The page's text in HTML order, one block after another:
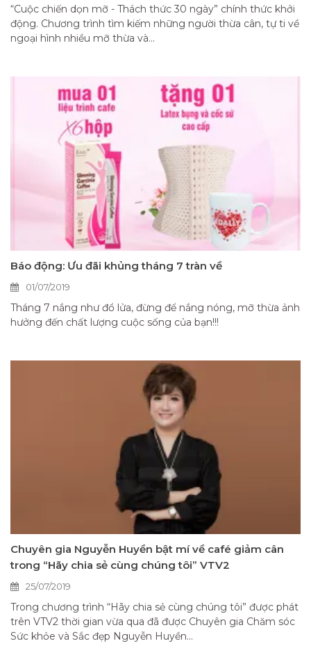
“Cuộc chiến dọn mỡ - Thách thức 30 ngày” chính thức khởi
động. Chương trình tìm kiếm những người thừa cân, tự ti về
ngoại hình nhiều mỡ thừa và...
Báo động: Ưu đãi khủng tháng 7 tràn về
01/07/2019
Tháng 7 nắng như đổ lửa, đừng để nắng nóng, mỡ thừa ảnh
hưởng đến chất lượng cuộc sống của bạn!!!
Chuyên gia Nguyễn Huyền bật mí về café giảm cân
trong “Hãy chia sẻ cùng chúng tôi” VTV2
25/07/2019
Trong chương trình “Hãy chia sẻ cùng chúng tôi” được phát
trên VTV2 thời gian vừa qua đã được Chuyên gia Chăm sóc
Sức khỏe và Sắc đẹp Nguyễn Huyền...